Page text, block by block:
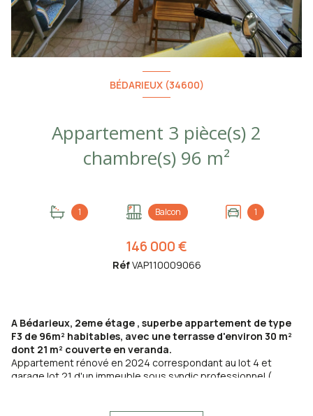
BÉDARIEUX (34600)
Appartement 3 pièce(s) 2
chambre(s) 96 m²
1 Balcon 1
146 000 €
RéfVAP110009066
A Bédarieux, 2eme étage , superbe appartement de type
F3 de 96m² habitables, avec une terrasse d'environ 30 m²
dont 21 m² couverte en veranda.
Appartement rénové en 2024 correspondant au lot 4 et
garage lot 21 d'un immeuble sous syndic professionnel (